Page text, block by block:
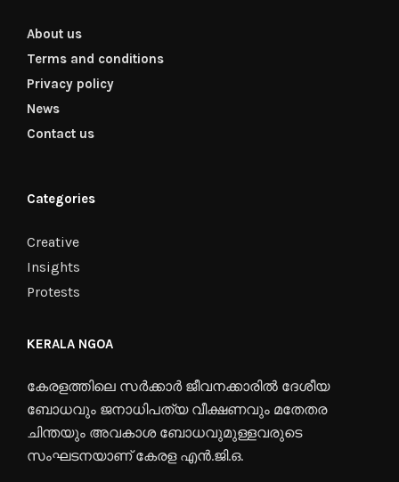
About us
Terms and conditions
Privacy policy
News
Contact us
Categories
Creative
Insights
Protests
KERALA NGOA
കേരളത്തിലെ സർക്കാർ ജീവനക്കാരിൽ ദേശീയ
ബോധവും ജനാധിപത്യ വീക്ഷണവും മതേതര
ചിന്തയും അവകാശ ബോധവുമുള്ളവരുടെ
സംഘടനയാണ് കേരള എൻ.ജി.ഒ.